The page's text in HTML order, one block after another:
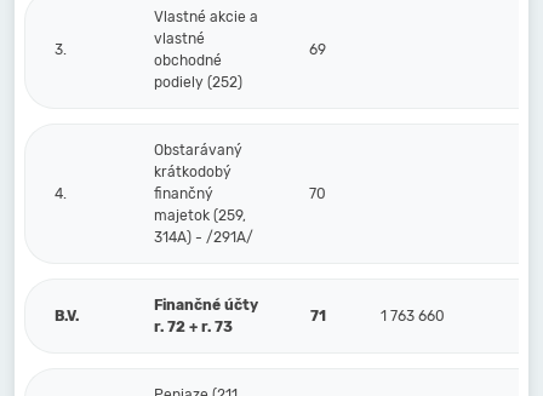
3.
Vlastné akcie a
vlastné
obchodné
podiely (252)
69
4.
Obstarávaný
krátkodobý
finančný
majetok (259,
314A) - /291A/
70
B.V.
Finančné účty
r. 72 + r. 73
71 1 763 660